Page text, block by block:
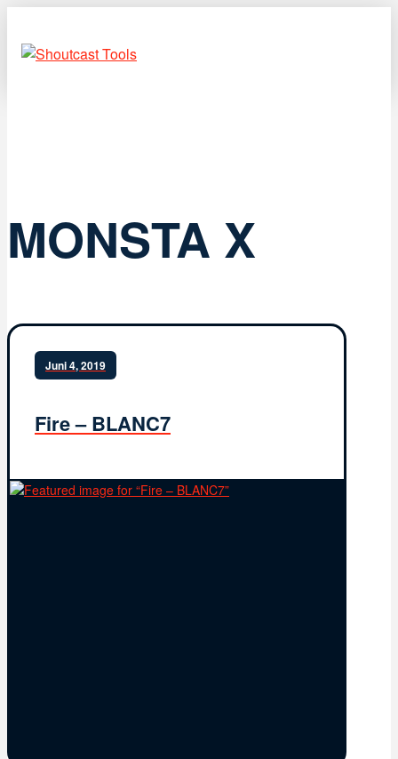
MONSTA X
Juni 4, 2019
Fire – BLANC7